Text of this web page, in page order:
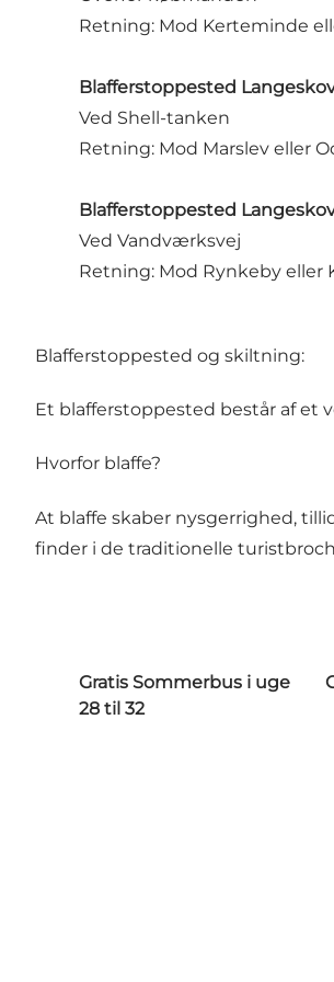
Retning: Mod Kerteminde
Blafferstoppested
Ved Shell-tanken
Retning: Mod Marslev eller
Blafferstoppested
Ved Vandværksvej
Retning: Mod Rynkeby eller
Blafferstoppested og skiltning:
Et blafferstoppested består af et
Hvorfor blaffe?
At blaffe skaber nysgerrighed,
finder i de traditionelle
Gratis Sommerbus i uge
28 til 32